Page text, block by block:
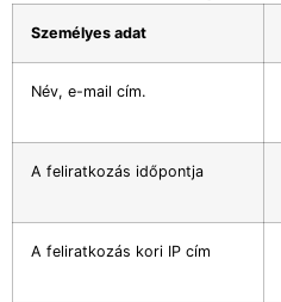
Személyes adat
Név, e-mail cím.
A feliratkozás időpontja
A feliratkozás kori IP cím